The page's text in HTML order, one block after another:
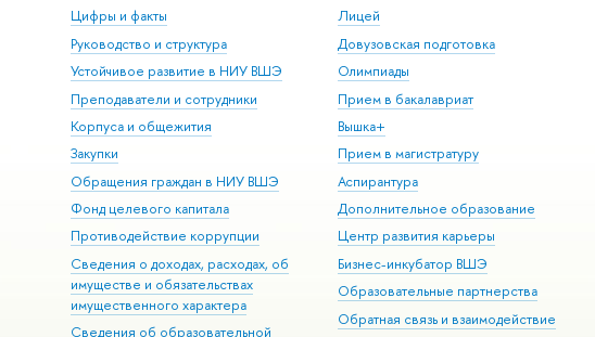
Цифры и факты
Руководство и структура
Устойчивое развитие в НИУ ВШЭ
Преподаватели и сотрудники
Корпуса и общежития
Закупки
Обращения граждан в НИУ ВШЭ
Фонд целевого капитала
Противодействие коррупции
Сведения о доходах, расходах, об
имуществе и обязательствах
имущественного характера
Сведения об образовательной
Лицей
Довузовская подготовка
Олимпиады
Прием в бакалавриат
Вышка+
Прием в магистратуру
Аспирантура
Дополнительное образование
Центр развития карьеры
Бизнес-инкубатор ВШЭ
Образовательные партнерства
Обратная связь и взаимодействие